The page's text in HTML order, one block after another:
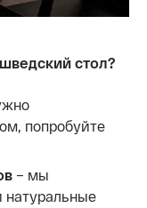
стол?
попробуйте
– мы
натуральные